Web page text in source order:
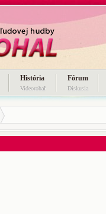
História
Videorohaľ
Fórum
Diskusia